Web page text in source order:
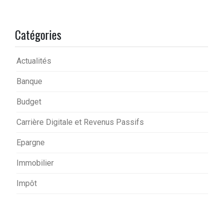
Catégories
Actualités
Banque
Budget
Carrière Digitale et Revenus Passifs
Epargne
Immobilier
Impôt